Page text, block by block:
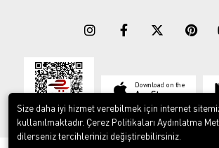
Download on the
App Store
Size daha iyi hizmet verebilmek için internet
kullanılmaktadır. Çerez Politikaları Aydınlatma
dilerseniz tercihlerinizi değiştirebilirsiniz.